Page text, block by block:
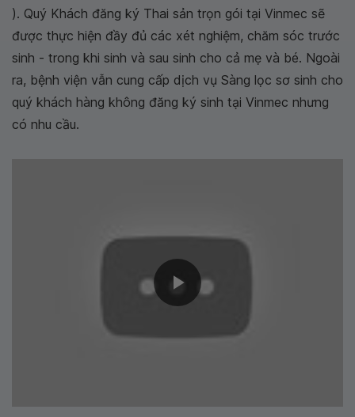
). Quý Khách đăng ký Thai sản trọn gói tại Vinmec sẽ
được thực hiện đầy đủ các xét nghiệm, chăm sóc trước
sinh - trong khi sinh và sau sinh cho cả mẹ và bé. Ngoài
ra, bệnh viện vẫn cung cấp dịch vụ Sàng lọc sơ sinh cho
quý khách hàng không đăng ký sinh tại Vinmec nhưng
có nhu cầu.